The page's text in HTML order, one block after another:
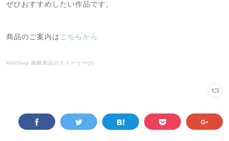
ぜひおすすめしたい作品です。
商品のご案内は こちらから
WebShop 掲載商品のストーリー(9)